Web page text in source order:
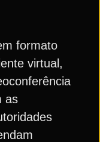
formato
virtual,
as